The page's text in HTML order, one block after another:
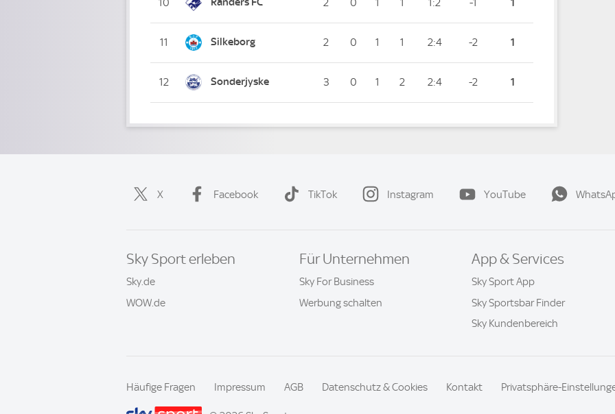
10 2 0 1 1 1:2 -1 1
11 Silkeborg 2 0 1 1 2:4 -2 1
12 Sonderjyske 3 0 1 2 2:4 -2 1
X Facebook TikTok Instagram YouTube
Sky Sport erleben
Sky.de
WOW.de
Für Unternehmen
Sky For Business
Werbung schalten
App & Services
Sky Sport App
Sky Sportsbar Finder
Sky Kundenbereich
Häufige Fragen Impressum AGB Datenschutz & Cookies Kontakt Privatsphäre-